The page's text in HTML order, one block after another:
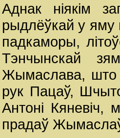
Аднак ніякім
рыдлёўкай у яму
падкаморы,
Тэнчынскай
Жымаслава, што
рук Пацаў,
Антоні Кяневіч,
прадаў